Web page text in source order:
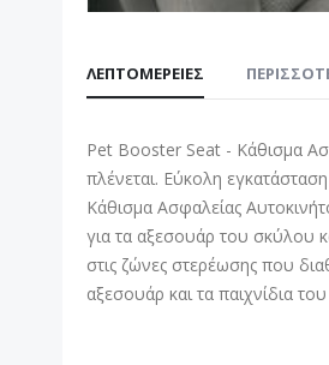
αρχή
συλλογής
εικόνων
ΛΕΠΤΟΜΈΡΕΙΕΣ
Pet Booster Seat - Κάθισμα
πλένεται. Εύκολη
Κάθισμα Ασφαλείας
για τα αξεσουάρ του σκύλου
στις ζώνες στερέωσης που
αξεσουάρ και τα παιχνίδια